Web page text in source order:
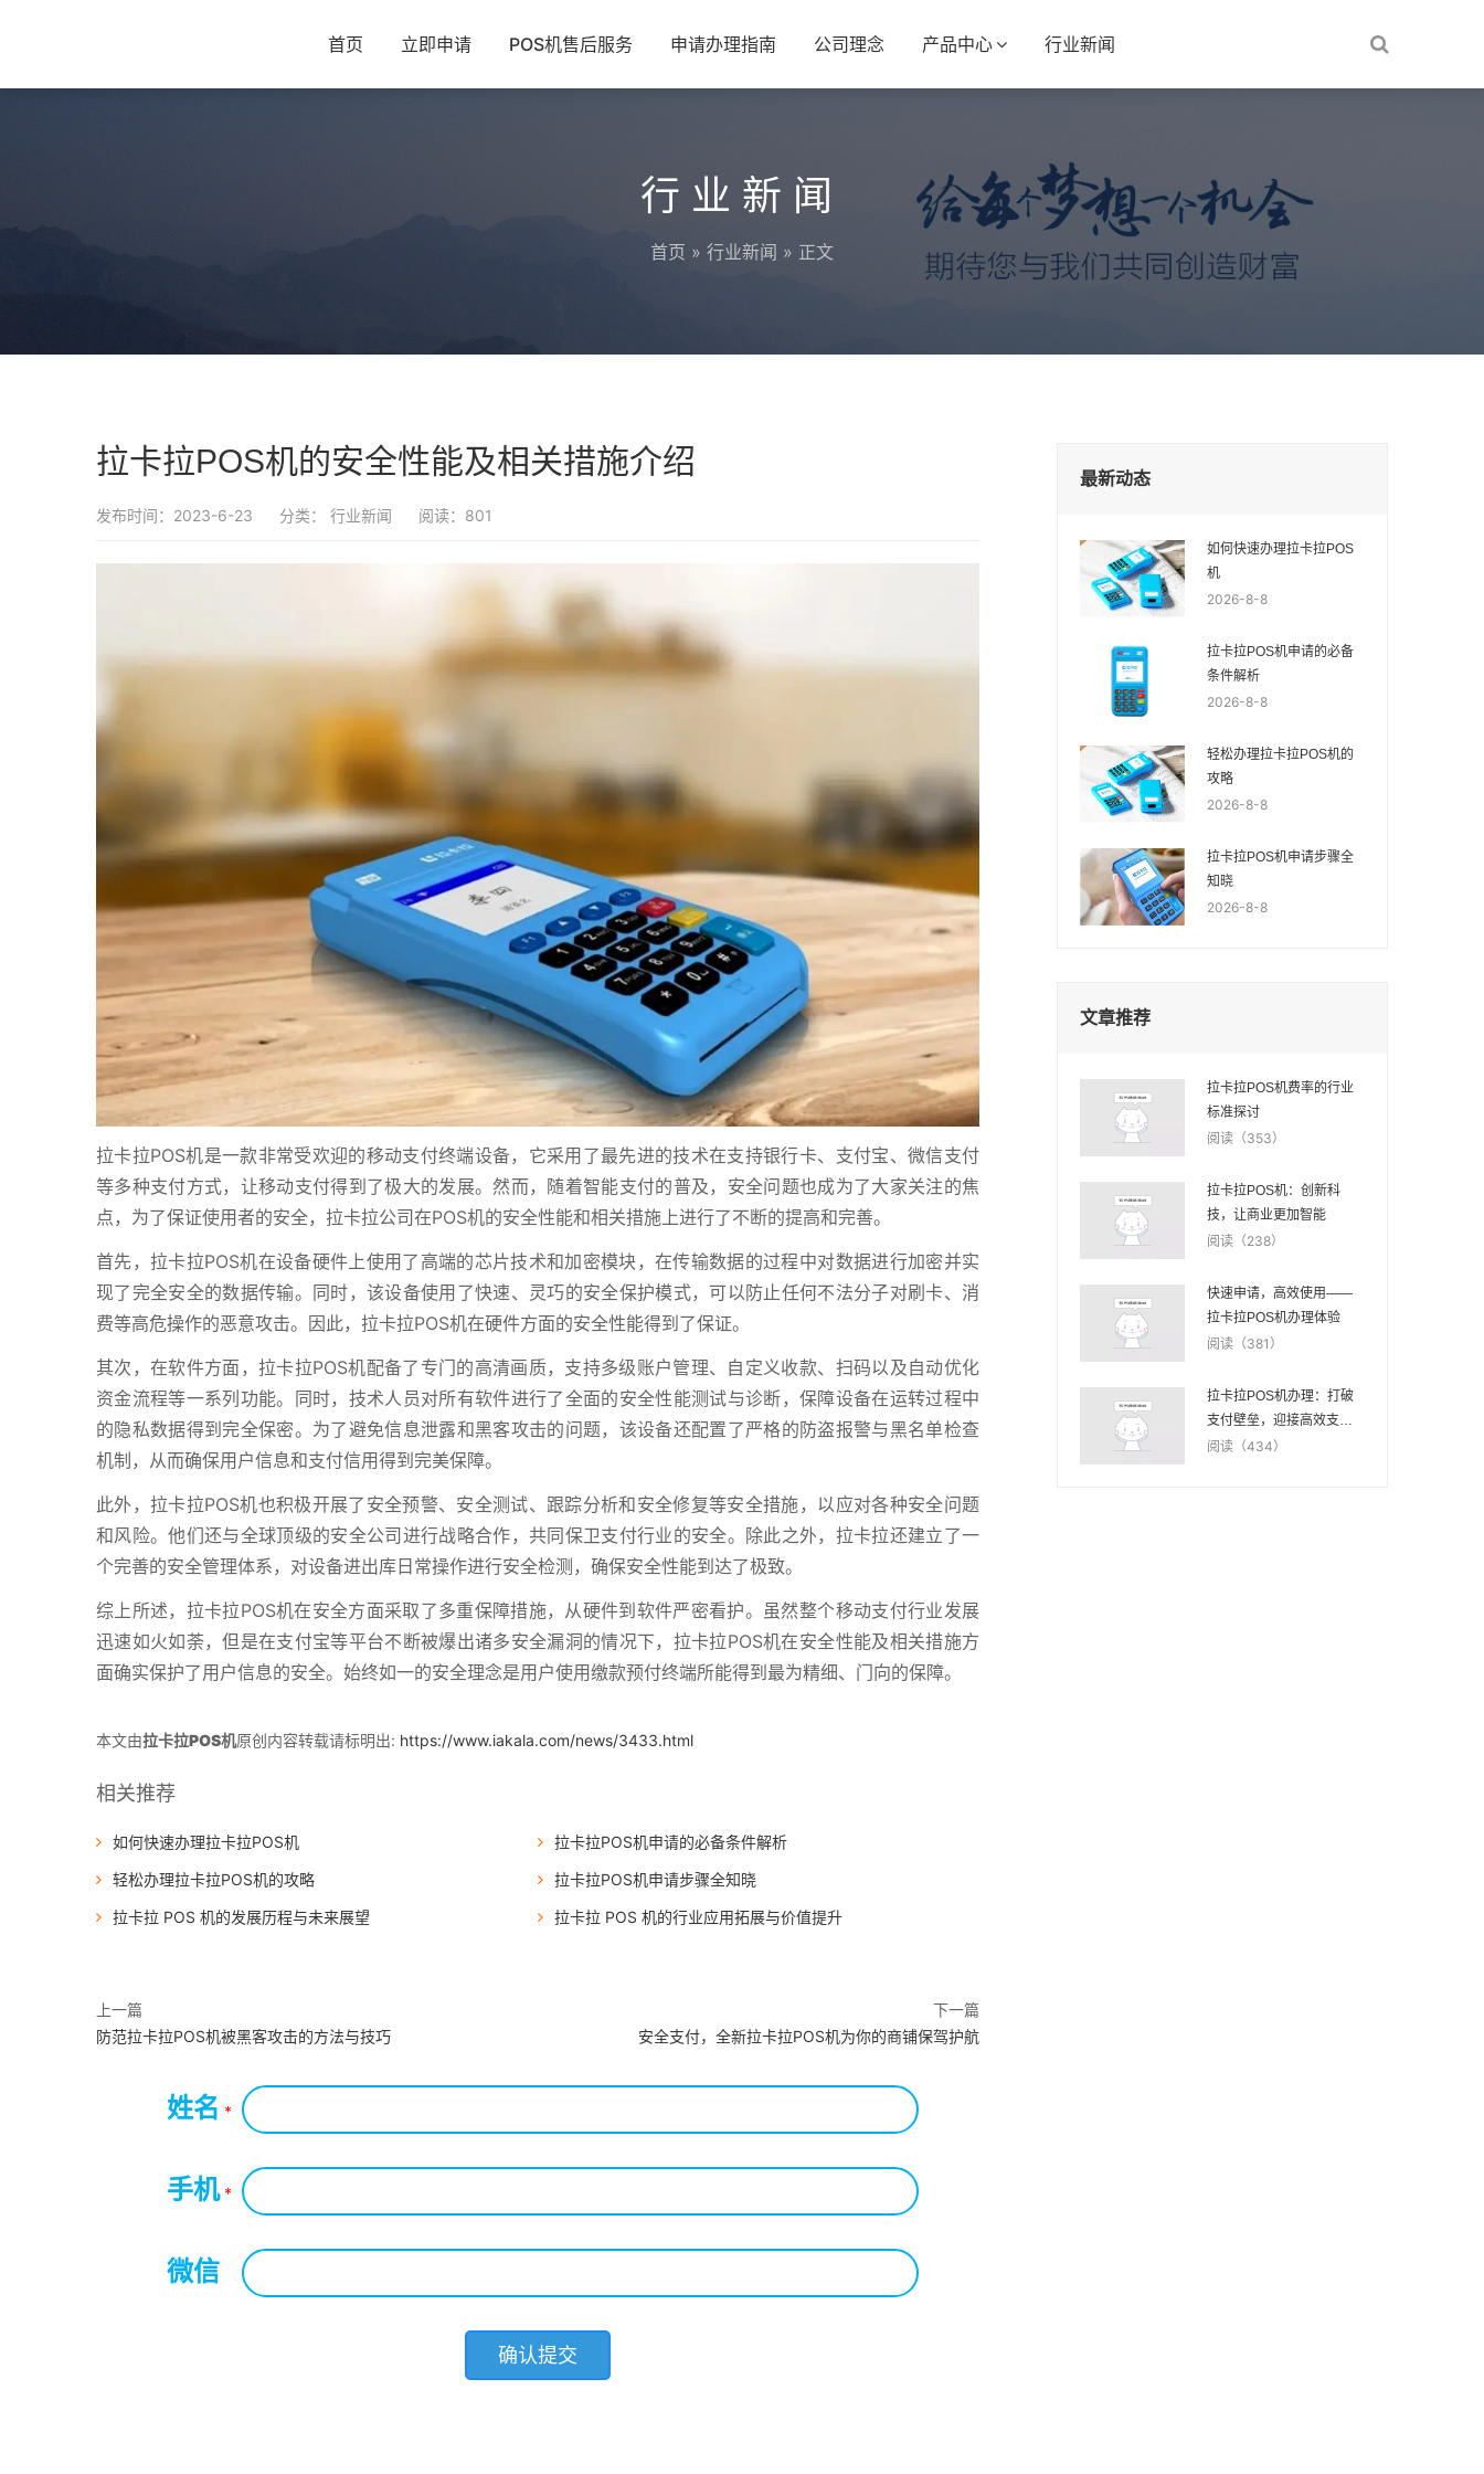
首页 立即申请 POS机售后服务 申请办理指南 公司理念 产品中心 行业新闻
行业新闻
首页 » 行业新闻 » 正文
拉卡拉POS机的安全性能及相关措施介绍
发布时间：2023-6-23 分类： 行业新闻 阅读：801
拉卡拉POS机是一款非常受欢迎的移动支付终端设备，它采用了最先进的技术在支持银行卡、支付宝、微信支付
等多种支付方式，让移动支付得到了极大的发展。然而，随着智能支付的普及，安全问题也成为了大家关注的焦
点，为了保证使用者的安全，拉卡拉公司在POS机的安全性能和相关措施上进行了不断的提高和完善。
首先，拉卡拉POS机在设备硬件上使用了高端的芯片技术和加密模块，在传输数据的过程中对数据进行加密并实
现了完全安全的数据传输。同时，该设备使用了快速、灵巧的安全保护模式，可以防止任何不法分子对刷卡、消
费等高危操作的恶意攻击。因此，拉卡拉POS机在硬件方面的安全性能得到了保证。
其次，在软件方面，拉卡拉POS机配备了专门的高清画质，支持多级账户管理、自定义收款、扫码以及自动优化
资金流程等一系列功能。同时，技术人员对所有软件进行了全面的安全性能测试与诊断，保障设备在运转过程中
的隐私数据得到完全保密。为了避免信息泄露和黑客攻击的问题，该设备还配置了严格的防盗报警与黑名单检查
机制，从而确保用户信息和支付信用得到完美保障。
此外，拉卡拉POS机也积极开展了安全预警、安全测试、跟踪分析和安全修复等安全措施，以应对各种安全问题
和风险。他们还与全球顶级的安全公司进行战略合作，共同保卫支付行业的安全。除此之外，拉卡拉还建立了一
个完善的安全管理体系，对设备进出库日常操作进行安全检测，确保安全性能到达了极致。
综上所述，拉卡拉POS机在安全方面采取了多重保障措施，从硬件到软件严密看护。虽然整个移动支付行业发展
迅速如火如荼，但是在支付宝等平台不断被爆出诸多安全漏洞的情况下，拉卡拉POS机在安全性能及相关措施方
面确实保护了用户信息的安全。始终如一的安全理念是用户使用缴款预付终端所能得到最为精细、门向的保障。
本文由拉卡拉POS机原创内容转载请标明出: https://www.iakala.com/news/3433.html
相关推荐
如何快速办理拉卡拉POS机
拉卡拉POS机申请的必备条件解析
轻松办理拉卡拉POS机的攻略
拉卡拉POS机申请步骤全知晓
拉卡拉 POS 机的发展历程与未来展望
拉卡拉 POS 机的行业应用拓展与价值提升
上一篇
防范拉卡拉POS机被黑客攻击的方法与技巧
下一篇
安全支付，全新拉卡拉POS机为你的商铺保驾护航
姓名 *
手机*
微信
最新动态
如何快速办理拉卡拉POS
机
2026-8-8
拉卡拉POS机申请的必备
条件解析
2026-8-8
轻松办理拉卡拉POS机的
攻略
2026-8-8
拉卡拉POS机申请步骤全
知晓
2026-8-8
文章推荐
拉卡拉POS机费率的行业
标准探讨
阅读（353）
拉卡拉POS机：创新科
技，让商业更加智能
阅读（238）
快速申请，高效使用——
拉卡拉POS机办理体验
阅读（381）
拉卡拉POS机办理：打破
支付壁垒，迎接高效支付
时代
阅读（434）